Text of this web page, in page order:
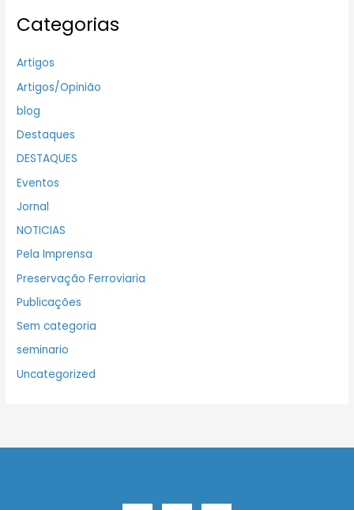
Categorias
Artigos
Artigos/Opinião
blog
Destaques
DESTAQUES
Eventos
Jornal
NOTICIAS
Pela Imprensa
Preservação Ferroviaria
Publicações
Sem categoria
seminario
Uncategorized